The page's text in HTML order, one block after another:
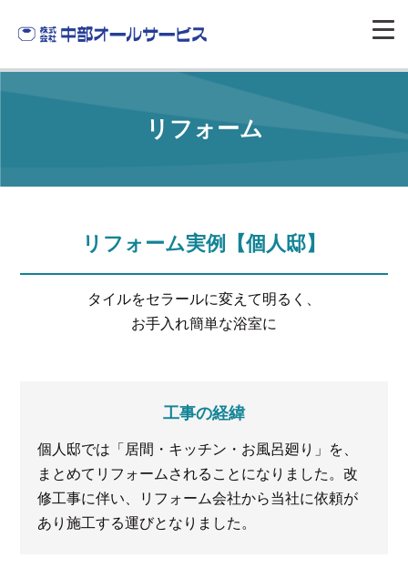
リフォーム
リフォーム実例【個人邸】
タイルをセラールに変えて明るく、
お手入れ簡単な浴室に
工事の経緯
個人邸では「居間・キッチン・お風呂廻り」を、
まとめてリフォームされることになりました。改
修工事に伴い、リフォーム会社から当社に依頼が
あり施工する運びとなりました。